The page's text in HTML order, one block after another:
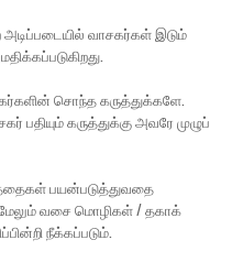
அடிப்படையில் வாசகர்கள் இடும்
சொந்த கருத்துக்களே.
பதியும் கருத்துக்கு அவரே முழுப்
பயன்படுத்துவதை
வசை மொழிகள் / தகாக்
நீக்கப்படும்.